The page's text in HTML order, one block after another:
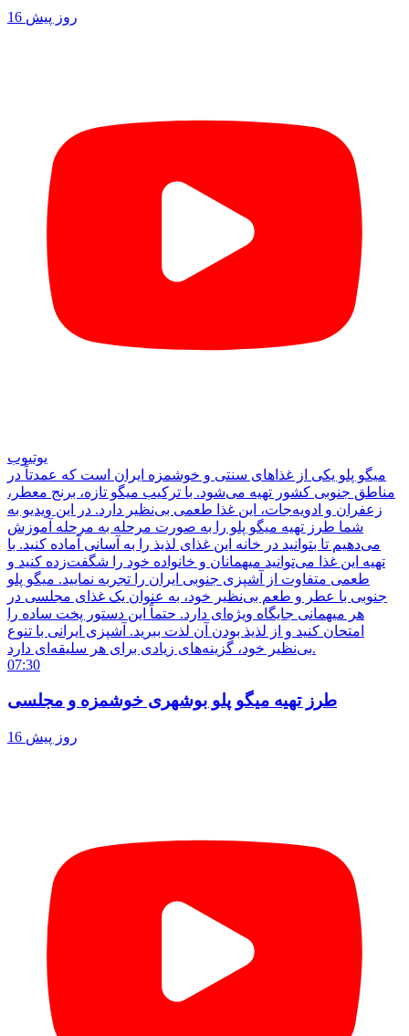
16 روز پیش
یوتیوب
میگو پلو یکی از غذاهای سنتی و خوشمزه ایران است که عمدتاً در
مناطق جنوبی کشور تهیه می‌شود. با ترکیب میگو تازه، برنج معطر،
زعفران و ادویه‌جات، این غذا طعمی بی‌نظیر دارد. در این ویدیو به
شما طرز تهیه میگو پلو را به صورت مرحله به مرحله آموزش
می‌دهیم تا بتوانید در خانه این غذای لذیذ را به آسانی آماده کنید. با
تهیه این غذا می‌توانید میهمانان و خانواده خود را شگفت‌زده کنید و
طعمی متفاوت از آشپزی جنوبی ایران را تجربه نمایید. میگو پلو
جنوبی با عطر و طعم بی‌نظیر خود، به عنوان یک غذای مجلسی در
هر میهمانی جایگاه ویژه‌ای دارد. حتماً این دستور پخت ساده را
امتحان کنید و از لذیذ بودن آن لذت ببرید. آشپزی ایرانی با تنوع
بی‌نظیر خود، گزینه‌های زیادی برای هر سلیقه‌ای دارد.
07:30
طرز تهیه میگو پلو بوشهری خوشمزه و مجلسی
16 روز پیش